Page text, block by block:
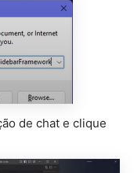
de chat e clique